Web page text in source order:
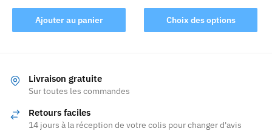
Ajouter au panier Choix des options
produit
a
plusieurs
choisies
Livraison gratuite
Sur toutes les commandes
Retours faciles
14 jours à la réception de votre colis pour changer d'avis